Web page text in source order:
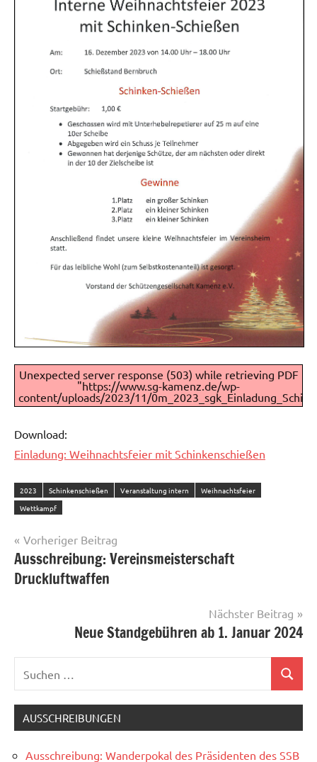
Unexpected server response (503) while retrieving PDF
"https://www.sg-kamenz.de/wp-
content/uploads/2023/11/
Download:
Einladung: Weihnachtsfeier mit Schinkenschießen
2023 Schinkenschießen Veranstaltung intern
Weihnachtsfeier
Wettkampf
Beitragsnavigation
Vorheriger Beitrag
Ausschreibung: Vereinsmeisterschaft
Druckluftwaffen
Nächster Beitrag
Neue Standgebühren ab 1. Januar 2024
nach:
Suchen
AUSSCHREIBUNGEN
Ausschreibung: Wanderpokal des Präsidenten des SSB